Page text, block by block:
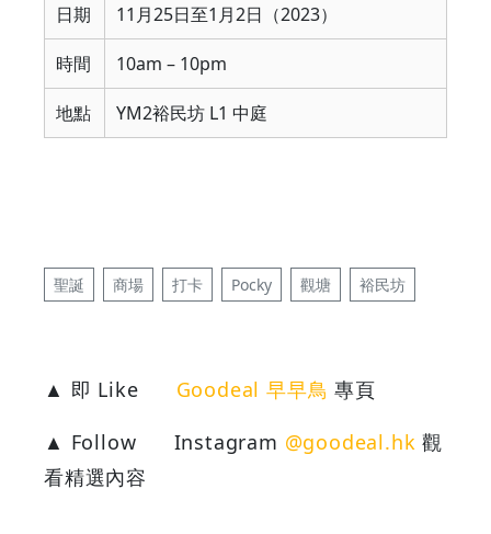
日期 11月25日至1月2日（2023）
時間 10am – 10pm
地點 YM2裕民坊 L1 中庭
聖誕 商場 打卡 Pocky 觀塘 裕民坊
▲ 即 Like Goodeal 早早鳥 專頁
▲ Follow
Instagram @goodeal.hk 觀
看精選內容